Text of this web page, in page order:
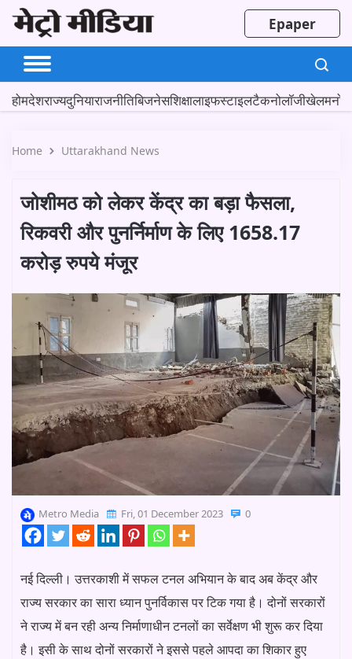
Epaper
होमदेशराज्यदुनियाराजनीतिबिजनेसशिक्षालाइफस्टाइलटैकनोलॉजीखेल
Home Uttarakhand News
जोशीमठ को लेकर केंद्र का बड़ा फैसला,
रिकवरी और पुनर्निर्माण के लिए 1658.17
करोड़ रुपये मंजूर
Metro Media Fri, 01 December 2023 0
नई दिल्ली। उत्तरकाशी में सफल टनल अभियान के बाद अब केंद्र और
राज्य सरकार का सारा ध्यान पुनर्विकास पर टिक गया है। दोनों सरकारों
ने राज्य में बन रही अन्य निर्माणाधीन टनलों का सर्वेक्षण भी शुरू कर दिया
है। इसी के साथ दोनों सरकारों ने इससे पहले आपदा का शिकार हुए